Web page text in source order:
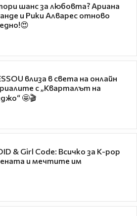
шанс за любовта? Ариана
и Рики Алварес отново
влиза в света на онлайн
с „Кварталът на
🤩🎬
& Girl Code: Всичко за K-pop
и мечтите им